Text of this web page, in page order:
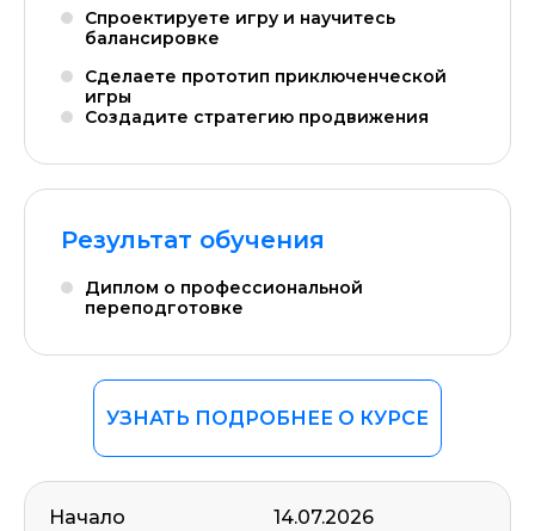
Спроектируете игру и научитесь
балансировке
Сделаете прототип приключенческой
игры
Создадите стратегию продвижения
Результат обучения
Диплом о профессиональной
переподготовке
УЗНАТЬ ПОДРОБНЕЕ О КУРСЕ
Начало 14.07.2026